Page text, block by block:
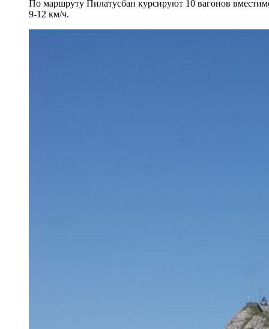
По маршруту Пилатусбан курсируют 10 вагонов
9-12 км/ч.